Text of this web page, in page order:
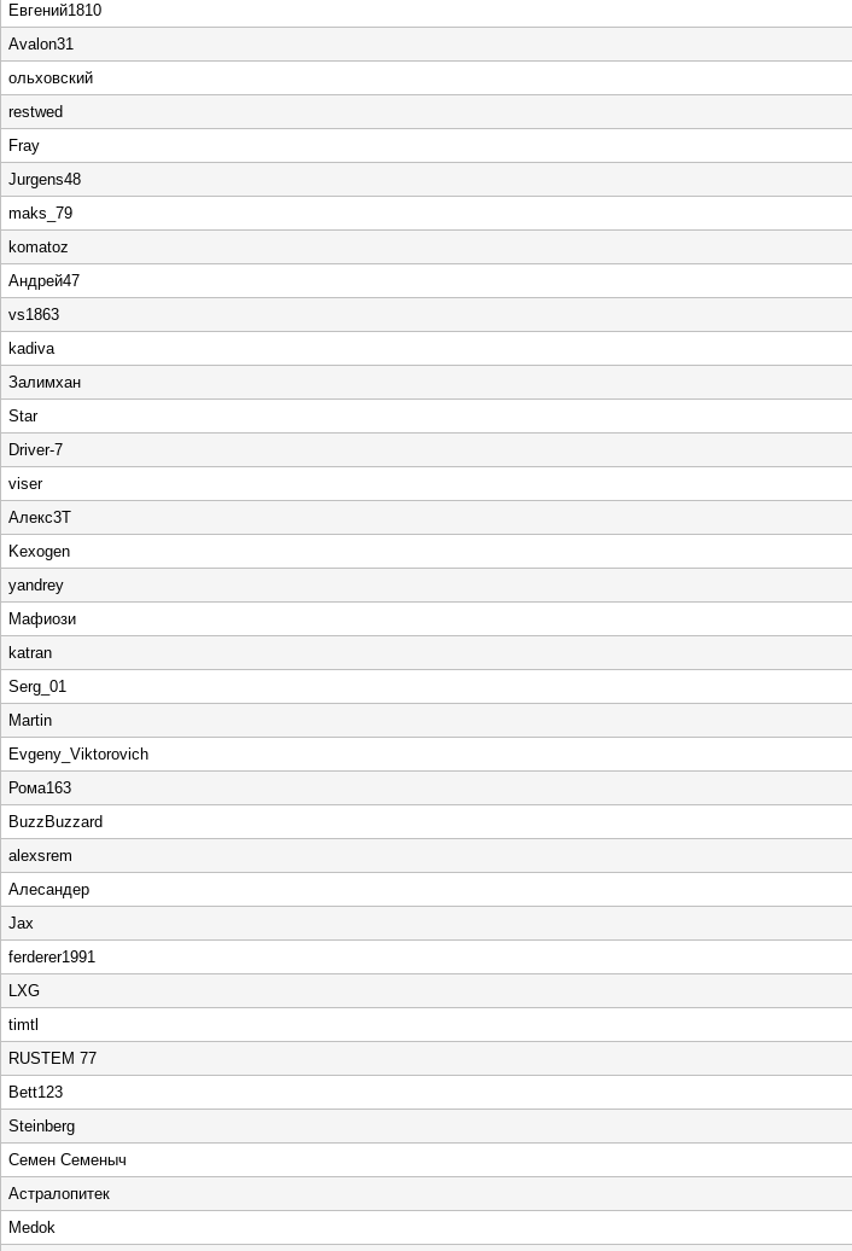
Евгений1810
Avalon31
ольховский
restwed
Fray
Jurgens48
maks_79
komatoz
Андрей47
vs1863
kadiva
Залимхан
Star
Driver-7
viser
Алекс3Т
Kexogen
yandrey
Мафиози
katran
Serg_01
Martin
Evgeny_Viktorovich
Рома163
BuzzBuzzard
alexsrem
Алесандер
Jax
ferderer1991
LXG
timtl
RUSTEM 77
Bett123
Steinberg
Семен Семеныч
Астралопитек
Medok